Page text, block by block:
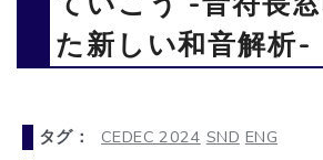
た新しい和音解析-
タグ： CEDEC 2024 SND ENG